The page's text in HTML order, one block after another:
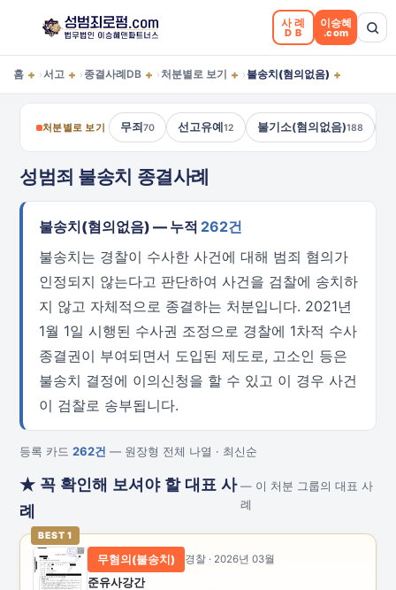
사례
DB
이승혜
.com
홈 + ›서고 + › 종결사례DB + › 처분별로 보기 + › 불송치(혐의없음) +
처분별로 보기 무죄70 선고유예12 불기소(혐의없음)188
성범죄 불송치 종결사례
불송치(혐의없음) — 누적 262건
불송치는 경찰이 수사한 사건에 대해 범죄 혐의가
인정되지 않는다고 판단하여 사건을 검찰에 송치하
지 않고 자체적으로 종결하는 처분입니다. 2021년
1월 1일 시행된 수사권 조정으로 경찰에 1차적 수사
종결권이 부여되면서 도입된 제도로, 고소인 등은
불송치 결정에 이의신청을 할 수 있고 이 경우 사건
이 검찰로 송부됩니다.
등록 카드 262건 — 원장형 전체 나열 · 최신순
★ 꼭 확인해 보셔야 할 대표 사
례
— 이 처분 그룹의 대표 사
례
BEST 1
무혐의(불송치) 경찰 · 2026년 03월
준유사강간